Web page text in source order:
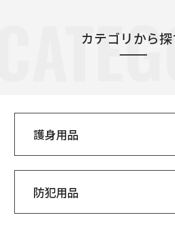
カテゴリから
護身用品
防犯用品